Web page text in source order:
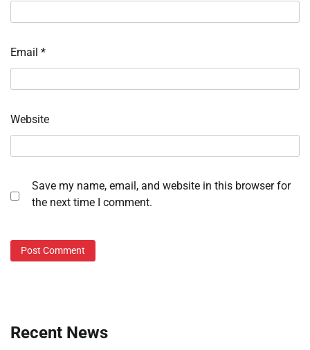
Email *
Website
Save my name, email, and website in this browser for
the next time I comment.
Recent News